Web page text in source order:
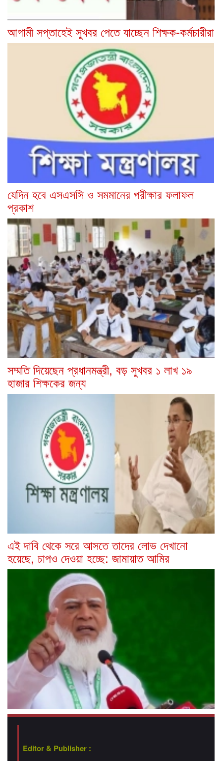
আগামী সপ্তাহেই সুখবর পেতে যাচ্ছেন শিক্ষক-কর্মচারীরা
যেদিন হবে এসএসসি ও সমমানের পরীক্ষার ফলাফল
প্রকাশ
সম্মতি দিয়েছেন প্রধানমন্ত্রী, বড় সুখবর ১ লাখ ১৯
হাজার শিক্ষকের জন্য
এই দাবি থেকে সরে আসতে তাদের লোভ দেখানো
হয়েছে, চাপও দেওয়া হচ্ছে: জামায়াত আমির
Editor & Publisher :